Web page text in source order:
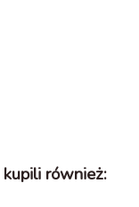
również: